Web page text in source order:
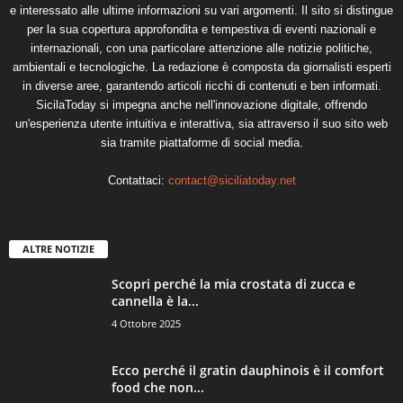
e interessato alle ultime informazioni su vari argomenti. Il sito si distingue
per la sua copertura approfondita e tempestiva di eventi nazionali e
internazionali, con una particolare attenzione alle notizie politiche,
ambientali e tecnologiche. La redazione è composta da giornalisti esperti
in diverse aree, garantendo articoli ricchi di contenuti e ben informati.
SicilaToday si impegna anche nell'innovazione digitale, offrendo
un'esperienza utente intuitiva e interattiva, sia attraverso il suo sito web
sia tramite piattaforme di social media.
Contattaci: contact@siciliatoday.net
ALTRE NOTIZIE
Scopri perché la mia crostata di zucca e
cannella è la...
4 Ottobre 2025
Ecco perché il gratin dauphinois è il comfort
food che non...